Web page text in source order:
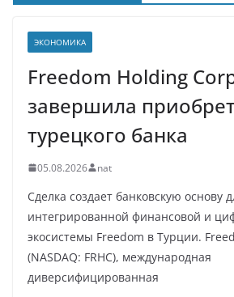
ЭКОНОМИКА
Freedom Holding
завершила
турецкого банка
05.08.2026 nat
Сделка создает банковскую основу
интегрированной финансовой и
экосистемы Freedom в Турции.
(NASDAQ: FRHC), международная
диверсифицированная